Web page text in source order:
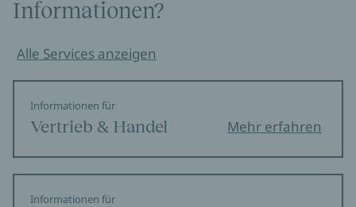
Alexandra Zykunov in Potsdam
Zum Event
Alexandra Zykunov in Karlsruhe
29.09.2026 19:30
Informationen?
Alle Services anzeigen
Informationen für
Vertrieb & Handel Mehr erfahren
Informationen für